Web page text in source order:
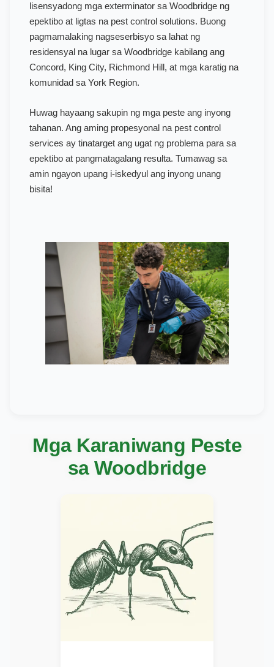
lisensyadong mga exterminator sa Woodbridge ng
epektibo at ligtas na pest control solutions. Buong
pagmamalaking nagseserbisyo sa lahat ng
residensyal na lugar sa Woodbridge kabilang ang
Concord, King City, Richmond Hill, at mga karatig na
komunidad sa York Region.
Huwag hayaang sakupin ng mga peste ang inyong
tahanan. Ang aming propesyonal na pest control
services ay tinatarget ang ugat ng problema para sa
epektibo at pangmatagalang resulta. Tumawag sa
amin ngayon upang i-iskedyul ang inyong unang
bisita!
Mga Karaniwang Peste
sa Woodbridge